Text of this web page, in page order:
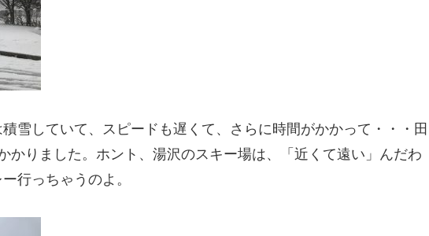
雪していて、スピードも遅くて、さらに時間がかかって・・・田
かりました。ホント、湯沢のスキー場は、「近くて遠い」んだわ
行っちゃうのよ。